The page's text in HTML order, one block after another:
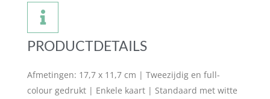
PRODUCTDETAILS
Afmetingen: 17,7 x 11,7 cm | Tweezijdig en full-
colour gedrukt | Enkele kaart | Standaard met witte